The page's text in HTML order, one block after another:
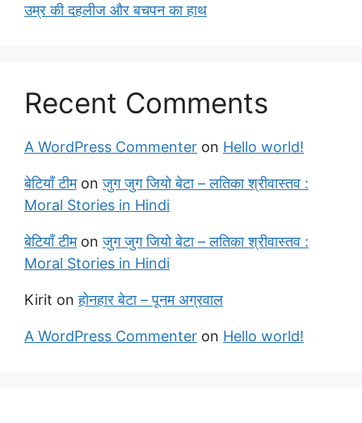
उम्र की दहलीज और बचपन का हाथ
Recent Comments
A WordPress Commenter on Hello world!
बेटियाँ टीमonजुग जुग जियो बेटा – लतिका श्रीवास्तव :
Moral Stories in Hindi
बेटियाँ टीमonजुग जुग जियो बेटा – लतिका श्रीवास्तव :
Moral Stories in Hindi
Kirit onहोनहार बेटा – पूनम अग्रवाल
A WordPress Commenter on Hello world!